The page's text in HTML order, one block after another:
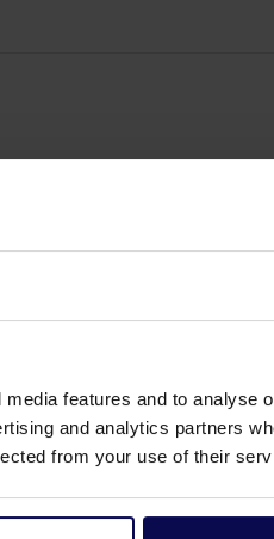
features and to analyse
and analytics partners
from your use of their